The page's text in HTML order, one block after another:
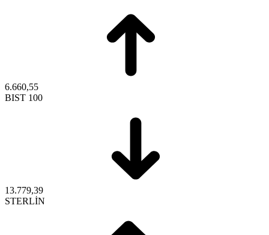
6.660,55
BIST 100
13.779,39
STERLİN